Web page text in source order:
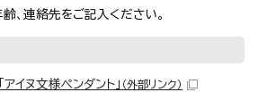
、連絡先をご記入ください。
イヌ文様ペンダント」 （外部リンク）